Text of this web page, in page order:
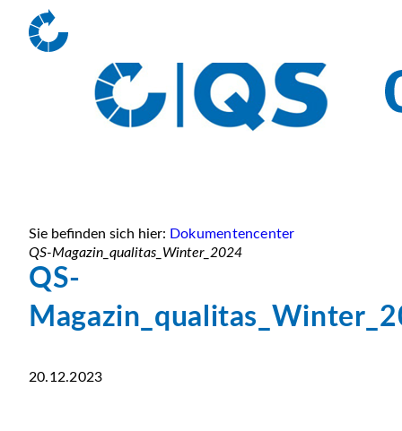
Sie befinden sich hier: Dokumentencenter
QS-Magazin_qualitas_Winter_2024
QS-
20.12.2023